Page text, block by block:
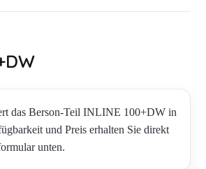
das Berson-Teil INLINE 100+DW in
und Preis erhalten Sie direkt
unten.